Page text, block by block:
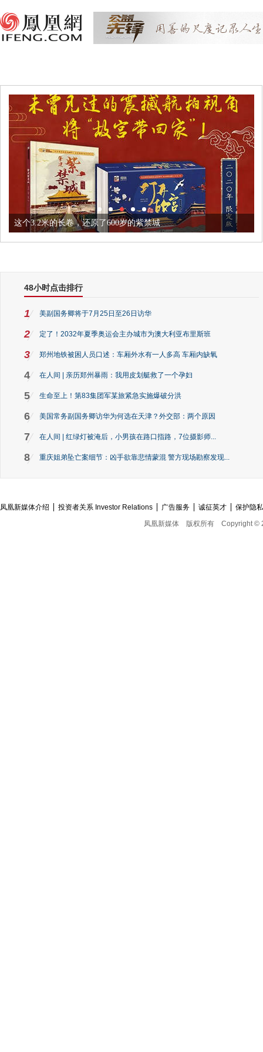
这个3.2米的长卷，还原了600岁的紫禁城
48小时点击排行
1 美副国务卿将于7月25日至26日访华
2 定了！2032年夏季奥运会主办城市为澳大利亚布里斯班
3 郑州地铁被困人员口述：车厢外水有一人多高 车厢内缺氧
4 在人间 | 亲历郑州暴雨：我用皮划艇救了一个孕妇
5 生命至上！第83集团军某旅紧急实施爆破分洪
6 美国常务副国务卿访华为何选在天津？外交部：两个原因
7 在人间 | 红绿灯被淹后，小男孩在路口指路，7位摄影师...
8 重庆姐弟坠亡案细节：凶手欲靠悲情蒙混 警方现场勘察发现...
凤凰新媒体介绍 投资者关系 Investor Relations 广告服务 诚征英才
保护隐
凤凰新媒体
版权所有 Copyright ©